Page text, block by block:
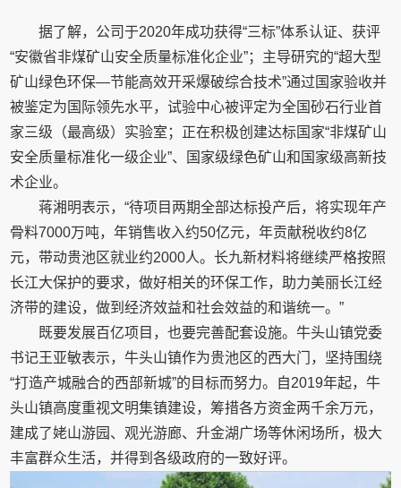
据了解，公司于2020年成功获得“三标”体系认证、获评
“安徽省非煤矿山安全质量标准化企业”；主导研究的“超大型
矿山绿色环保—节能高效开采爆破综合技术”通过国家验收并
被鉴定为国际领先水平，试验中心被评定为全国砂石行业首
家三级（最高级）实验室；正在积极创建达标国家“非煤矿山
安全质量标准化一级企业”、国家级绿色矿山和国家级高新技
术企业。
蒋湘明表示，“待项目两期全部达标投产后，将实现年产
骨料7000万吨，年销售收入约50亿元，年贡献税收约8亿
元，带动贵池区就业约2000人。长九新材料将继续严格按照
长江大保护的要求，做好相关的环保工作，助力美丽长江经
济带的建设，做到经济效益和社会效益的和谐统一。”
既要发展百亿项目，也要完善配套设施。牛头山镇党委
书记王亚敏表示，牛头山镇作为贵池区的西大门，坚持围绕
“打造产城融合的西部新城”的目标而努力。自2019年起，牛
头山镇高度重视文明集镇建设，筹措各方资金两千余万元，
建成了姥山游园、观光游廊、升金湖广场等休闲场所，极大
丰富群众生活，并得到各级政府的一致好评。